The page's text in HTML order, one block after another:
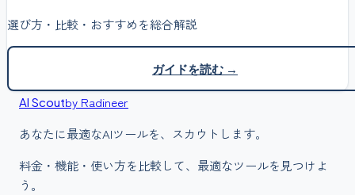
選び方・比較・おすすめを総合解説
ガイドを読む →
AI Scoutby Radineer
あなたに最適なAIツールを、スカウトします。
料金・機能・使い方を比較して、最適なツールを見つけよ
う。